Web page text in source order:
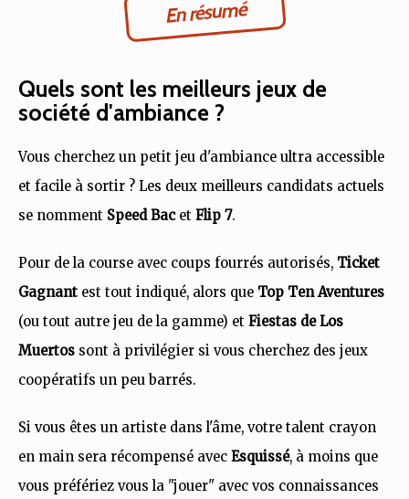
En résumé
Quels sont les meilleurs jeux de
société d'ambiance ?
Vous cherchez un petit jeu d'ambiance ultra accessible
et facile à sortir ? Les deux meilleurs candidats actuels
se nomment Speed Bacet Flip 7.
Pour de la course avec coups fourrés autorisés, Ticket
Gagnant est tout indiqué, alors que Top Ten Aventures
(ou tout autre jeu de la gamme) et Fiestas de Los
Muertos sont à privilégier si vous cherchez des jeux
coopératifs un peu barrés.
Si vous êtes un artiste dans l'âme, votre talent crayon
en main sera récompensé avec Esquissé, à moins que
vous préfériez vous la "jouer" avec vos connaissances